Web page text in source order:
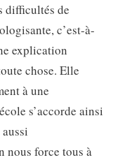
difficultés de
c’est-à-
explication
chose. Elle
à une
s’accorde ainsi
nous force tous à